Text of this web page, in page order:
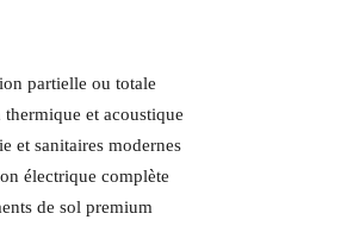
partielle ou totale
et acoustique
et sanitaires modernes
électrique complète
de sol premium